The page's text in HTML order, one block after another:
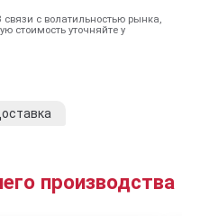
с волатильностью рынка,
стоимость уточняйте у
производства